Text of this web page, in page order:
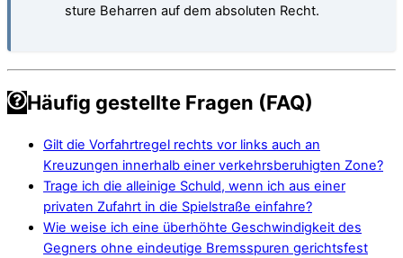
sture Beharren auf dem absoluten Recht.
Häufig gestellte Fragen (FAQ)
Gilt die Vorfahrtregel rechts vor links auch an
Kreuzungen innerhalb einer verkehrsberuhigten Zone?
Trage ich die alleinige Schuld, wenn ich aus einer
privaten Zufahrt in die Spielstraße einfahre?
Wie weise ich eine überhöhte Geschwindigkeit des
Gegners ohne eindeutige Bremsspuren gerichtsfest